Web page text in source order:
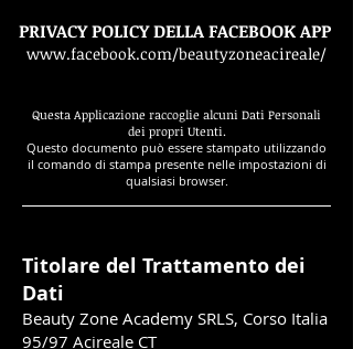
PRIVACY POLICY DELLA FACEBOOK APP
www.facebook.com/beautyzoneacireale/
Questa Applicazione raccoglie alcuni Dati Personali
dei propri Utenti.
Questo documento può essere stampato utilizzando
il comando di stampa presente nelle impostazioni di
qualsiasi browser.
Titolare del Trattamento dei
Dati
Beauty Zone Academy SRLS, Corso Italia
95/97 Acireale CT